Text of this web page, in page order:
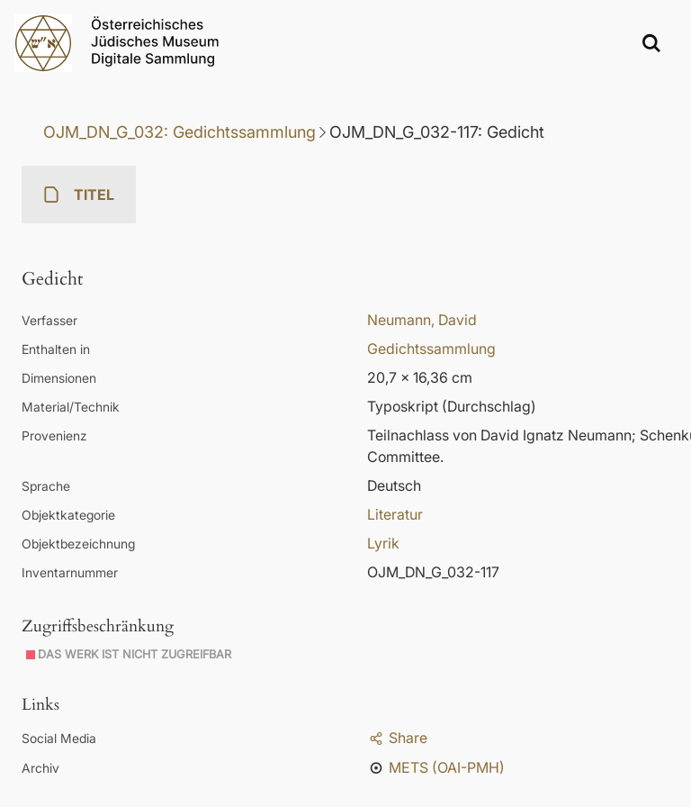
OJM_DN_G_032: Gedichtssammlung OJM_DN_G_032-117: Gedicht
TITEL
Gedicht
Verfasser Neumann, David
Enthalten in Gedichtssammlung
Dimensionen 20,7 x 16,36 cm
Material/Technik Typoskript (Durchschlag)
Provenienz
Teilnachlass von David Ignatz Neumann;
Committee.
Sprache Deutsch
Objektkategorie Literatur
Objektbezeichnung Lyrik
Inventarnummer OJM_DN_G_032-117
Zugriffsbeschränkung
DAS WERK IST NICHT ZUGREIFBAR
Links
Social Media Share
Archiv METS (OAI-PMH)